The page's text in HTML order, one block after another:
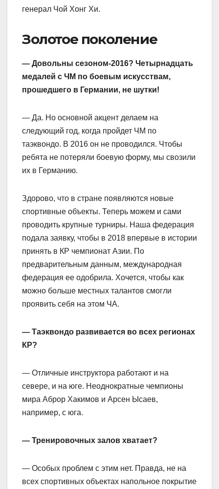
генерал Чой Хонг Хи.
Золотое поколение
— Довольны сезоном-2016? Четырнадцать
медалей с ЧМ по боевым искусствам,
прошедшего в Германии, не шутки!
— Да. Но основной акцент делаем на
следующий год, когда пройдет ЧМ по
таэквондо. В 2016 он не проводился. Чтобы
ребята не потеряли боевую форму, мы свозили
их в Германию.
Здорово, что в стране появляются новые
спортивные объекты. Теперь можем и сами
проводить крупные турниры. Наша федерация
подала заявку, чтобы в 2018 впервые в истории
принять в КР чемпионат Азии. По
предварительным данным, международная
федерация ее одобрила. Хочется, чтобы как
можно больше местных талантов смогли
проявить себя на этом ЧА.
— Таэквондо развивается во всех регионах
КР?
— Отличные инструктора работают и на
севере, и на юге. Неоднократные чемпионы
мира Аброр Хакимов и Арсен Ысаев,
например, с юга.
— Тренировочных залов хватает?
— Особых проблем с этим нет. Правда, не на
всех спортивных объектах напольное покрытие